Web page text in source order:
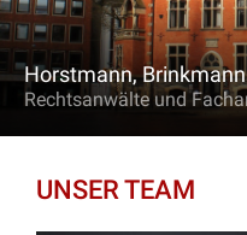
Horstmann,
Rechtsanwälte und
UNSER TEAM